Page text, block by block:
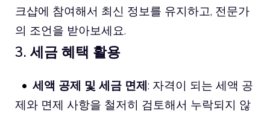
크샵에 참여해서 최신 정보를 유지하고, 전문가
의 조언을 받아보세요.
3. 세금 혜택 활용
세액 공제 및 세금 면제 : 자격이 되는 세액 공
제와 면제 사항을 철저히 검토해서 누락되지 않